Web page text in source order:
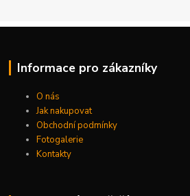
Informace pro zákazníky
O nás
Jak nakupovat
Obchodní podmínky
Fotogalerie
Kontakty